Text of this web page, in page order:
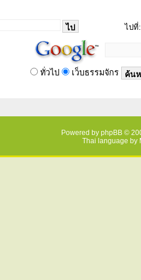
ไปที่:
ทั่วไป เว็บธรรมจักร
Powered by phpBB ©
Thai language by